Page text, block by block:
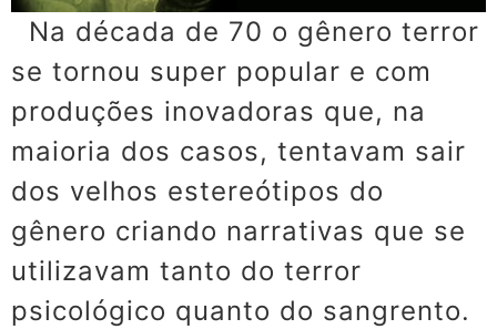
Na década de 70 o gênero terror
se tornou super popular e com
produções inovadoras que, na
maioria dos casos, tentavam sair
dos velhos estereótipos do
gênero criando narrativas que se
utilizavam tanto do terror
psicológico quanto do sangrento.